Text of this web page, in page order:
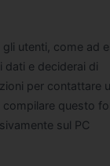
utenti, come ad
dati e deciderai di
per contattare
questo
sul PC